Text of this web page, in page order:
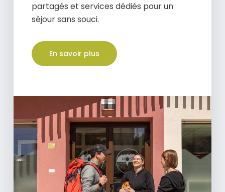
partagés et services dédiés pour un
séjour sans souci.
En savoir plus